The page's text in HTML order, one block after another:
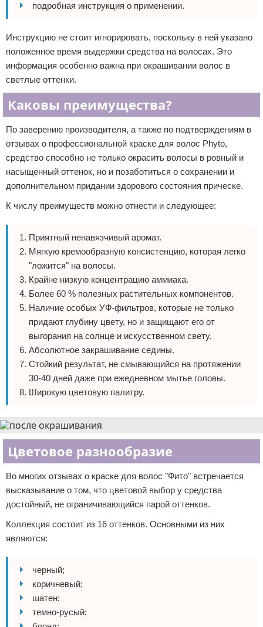
подробная инструкция о применении.
Инструкцию не стоит игнорировать, поскольку в ней указано
положенное время выдержки средства на волосах. Это
информация особенно важна при окрашивании волос в
светлые оттенки.
Каковы преимущества?
По заверению производителя, а также по подтверждениям в
отзывах о профессиональной краске для волос Phyto,
средство способно не только окрасить волосы в ровный и
насыщенный оттенок, но и позаботиться о сохранении и
дополнительном придании здорового состояния прическе.
К числу преимуществ можно отнести и следующее:
Приятный ненавязчивый аромат.
Мягкую кремообразную консистенцию, которая легко
"ложится" на волосы.
Крайне низкую концентрацию аммиака.
Более 60 % полезных растительных компонентов.
Наличие особых УФ-фильтров, которые не только
придают глубину цвету, но и защищают его от
выгорания на солнце и искусственном свету.
Абсолютное закрашивание седины.
Стойкий результат, не смывающийся на протяжении
30-40 дней даже при ежедневном мытье головы.
Широкую цветовую палитру.
Цветовое разнообразие
Во многих отзывах о краске для волос "Фито" встречается
высказывание о том, что цветовой выбор у средства
достойный, не ограничивающийся парой оттенков.
Коллекция состоит из 16 оттенков. Основными из них
являются:
черный;
коричневый;
шатен;
темно-русый;